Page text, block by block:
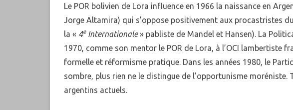
Le POR bolivien de Lora influence en 1966 la naissance en
Jorge Altamira) qui s’oppose positivement aux procastristes
la « 4eInternationale» pabliste de Mandel et Hansen). La
1970, comme son mentor le POR de Lora, à l’OCI lambertiste
formelle et réformisme pratique. Dans les années 1980, le
sombre, plus rien ne le distingue de l’opportunisme moréniste.
argentins actuels.